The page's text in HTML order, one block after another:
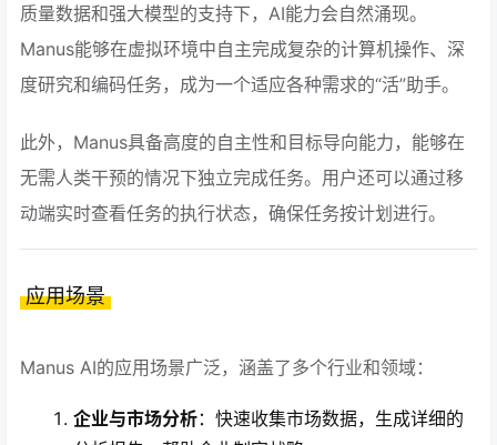
质量数据和强大模型的支持下，AI能力会自然涌现。
Manus能够在虚拟环境中自主完成复杂的计算机操作、深
度研究和编码任务，成为一个适应各种需求的“活”助手。
此外，Manus具备高度的自主性和目标导向能力，能够在
无需人类干预的情况下独立完成任务。用户还可以通过移
动端实时查看任务的执行状态，确保任务按计划进行。
应用场景
Manus AI的应用场景广泛，涵盖了多个行业和领域：
企业与市场分析：快速收集市场数据，生成详细的